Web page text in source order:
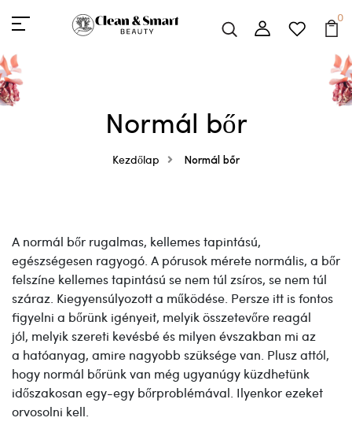
0
Normál bőr
Kezdőlap Normál bőr
A normál bőr rugalmas, kellemes tapintású,
egészségesen ragyogó. A pórusok mérete normális, a bőr
felszíne kellemes tapintású se nem túl zsíros, se nem túl
száraz. Kiegyensúlyozott a működése. Persze itt is fontos
figyelni a bőrünk igényeit, melyik összetevőre reagál
jól, melyik szereti kevésbé és milyen évszakban mi az
a hatóanyag, amire nagyobb szüksége van. Plusz attól,
hogy normál bőrünk van még ugyanúgy küzdhetünk
időszakosan egy-egy bőrproblémával. Ilyenkor ezeket
orvosolni kell.